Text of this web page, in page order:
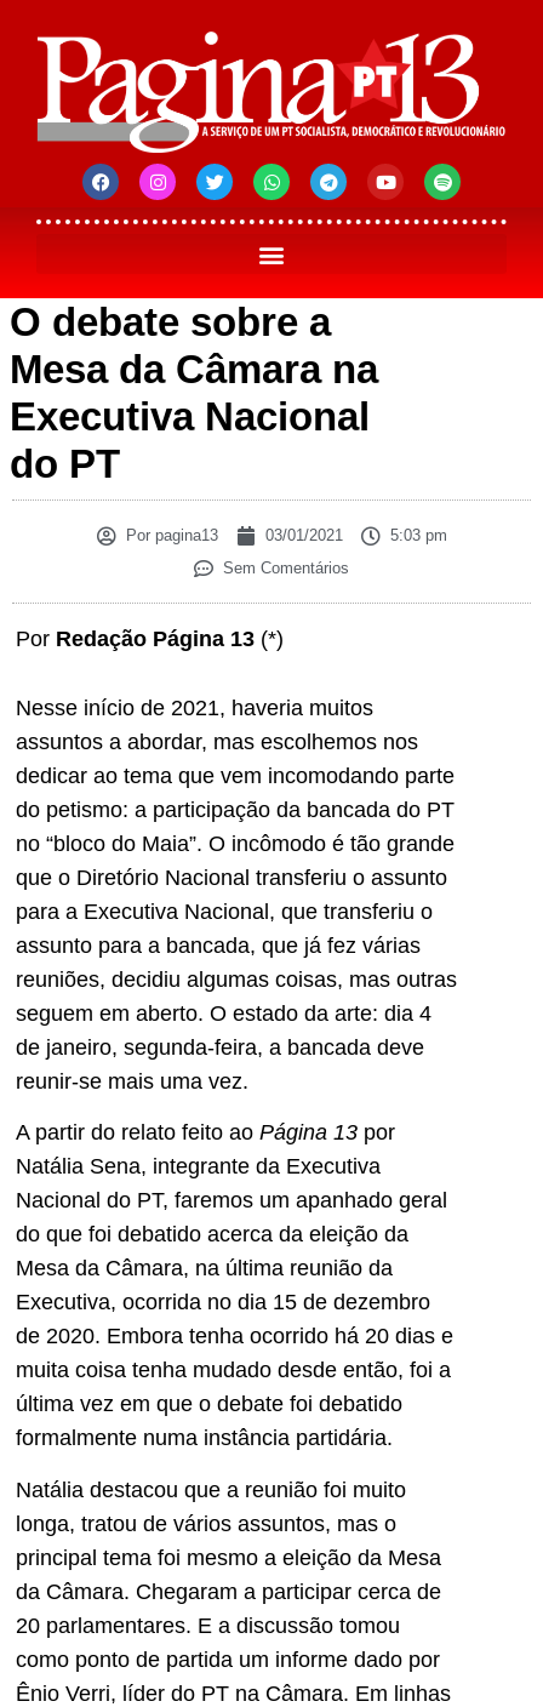
O debate sobre a
Mesa da Câmara na
Executiva Nacional
do PT
Porpagina13 03/01/2021
5:03 pm
Sem Comentários
Por Redação Página 13 (*)
Nesse início de 2021, haveria muitos
assuntos a abordar, mas escolhemos nos
dedicar ao tema que vem incomodando parte
do petismo: a participação da bancada do PT
no “bloco do Maia”. O incômodo é tão grande
que o Diretório Nacional transferiu o assunto
para a Executiva Nacional, que transferiu o
assunto para a bancada, que já fez várias
reuniões, decidiu algumas coisas, mas outras
seguem em aberto. O estado da arte: dia 4
de janeiro, segunda-feira, a bancada deve
reunir-se mais uma vez.
A partir do relato feito ao Página 13 por
Natália Sena, integrante da Executiva
Nacional do PT, faremos um apanhado geral
do que foi debatido acerca da eleição da
Mesa da Câmara, na última reunião da
Executiva, ocorrida no dia 15 de dezembro
de 2020. Embora tenha ocorrido há 20 dias e
muita coisa tenha mudado desde então, foi a
última vez em que o debate foi debatido
formalmente numa instância partidária.
Natália destacou que a reunião foi muito
longa, tratou de vários assuntos, mas o
principal tema foi mesmo a eleição da Mesa
da Câmara. Chegaram a participar cerca de
20 parlamentares. E a discussão tomou
como ponto de partida um informe dado por
Ênio Verri, líder do PT na Câmara. Em linhas